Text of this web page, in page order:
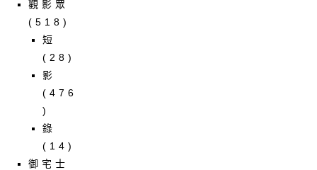
觀影眾
(518)
短
(28)
影
(476
)
錄
(14)
御宅士